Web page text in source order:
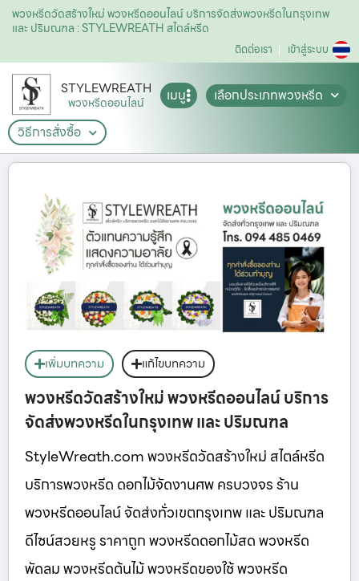
พวงหรีดวัดสร้างใหม่ พวงหรีดออนไลน์ บริการจัดส่งพวงหรีดในกรุงเทพ
และ ปริมณฑล : STYLEWREATH สไตล์หรีด
ติดต่อเรา เข้าสู่ระบบ
STYLEWREATH
พวงหรีดออนไลน์ เมนู
เลือกประเภทพวงหรีด
วิธีการสั่งซื้อ
เพิ่มบทความ แก้ไขบทความ
พวงหรีดวัดสร้างใหม่ พวงหรีดออนไลน์ บริการ
จัดส่งพวงหรีดในกรุงเทพ และ ปริมณฑล
StyleWreath.com พวงหรีดวัดสร้างใหม่ สไตล์หรีด
บริการพวงหรีด ดอกไม้จัดงานศพ ครบวงจร ร้าน
พวงหรีดออนไลน์ จัดส่งทั่วเขตกรุงเทพ และ ปริมณฑล
ดีไซน์สวยหรู ราคาถูก พวงหรีดดอกไม้สด พวงหรีด
พัดลม พวงหรีดต้นไม้ พวงหรีดของใช้ พวงหรีด